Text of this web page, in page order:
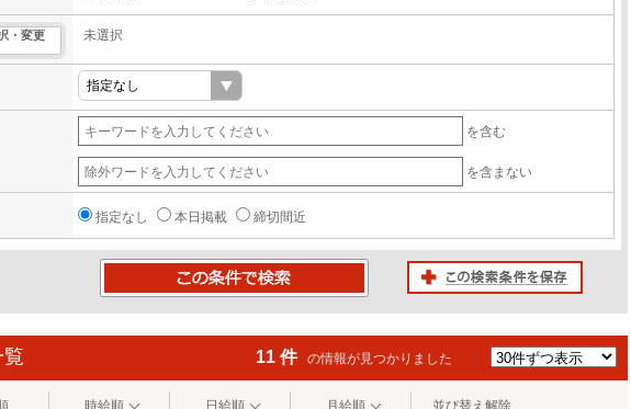
・変更 未選択
を含む
を含まない
指定なし 本日掲載 締切間近
11 件 の情報が見つかりました
時給順 日給順 月給順 並び替え解除